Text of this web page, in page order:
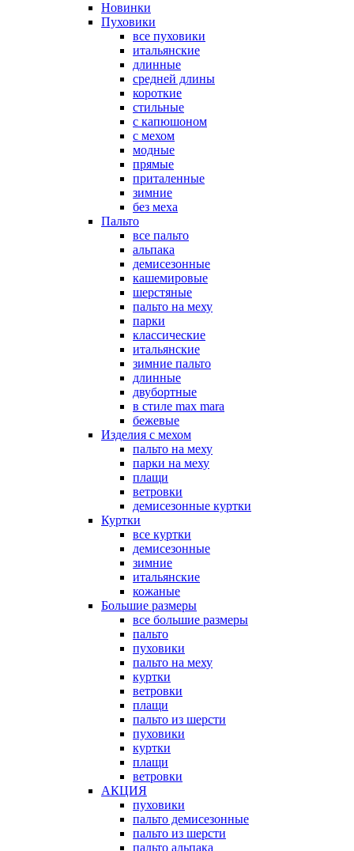
Новинки
Пуховики
все пуховики
итальянские
длинные
средней длины
короткие
стильные
с капюшоном
с мехом
модные
прямые
приталенные
зимние
без меха
Пальто
все пальто
альпака
демисезонные
кашемировые
шерстяные
пальто на меху
парки
классические
итальянские
зимние пальто
длинные
двубортные
в стиле max mara
бежевые
Изделия с мехом
пальто на меху
парки на меху
плащи
ветровки
демисезонные куртки
Куртки
все куртки
демисезонные
зимние
итальянские
кожаные
Большие размеры
все большие размеры
пальто
пуховики
пальто на меху
куртки
ветровки
плащи
пальто из шерсти
пуховики
куртки
плащи
ветровки
АКЦИЯ
пуховики
пальто демисезонные
пальто из шерсти
пальто альпака